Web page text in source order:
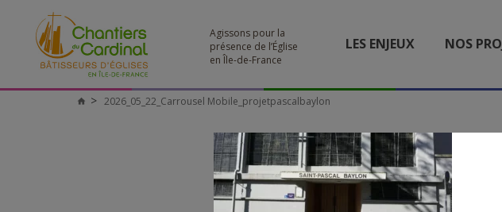
Agissons pour la
présence de l’Église
en Île-de-France
LES ENJEUX NOS
Chantiers
2026_05_22_Carrousel Mobile_projetpascalbaylon